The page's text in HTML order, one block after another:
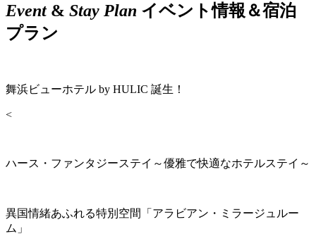
Event& Stay Plan イベント情報＆宿泊
プラン
舞浜ビューホテル by HULIC 誕生！
<
ハース・ファンタジーステイ～優雅で快適なホテルステイ～
異国情緒あふれる特別空間「アラビアン・ミラージュルー
ム」